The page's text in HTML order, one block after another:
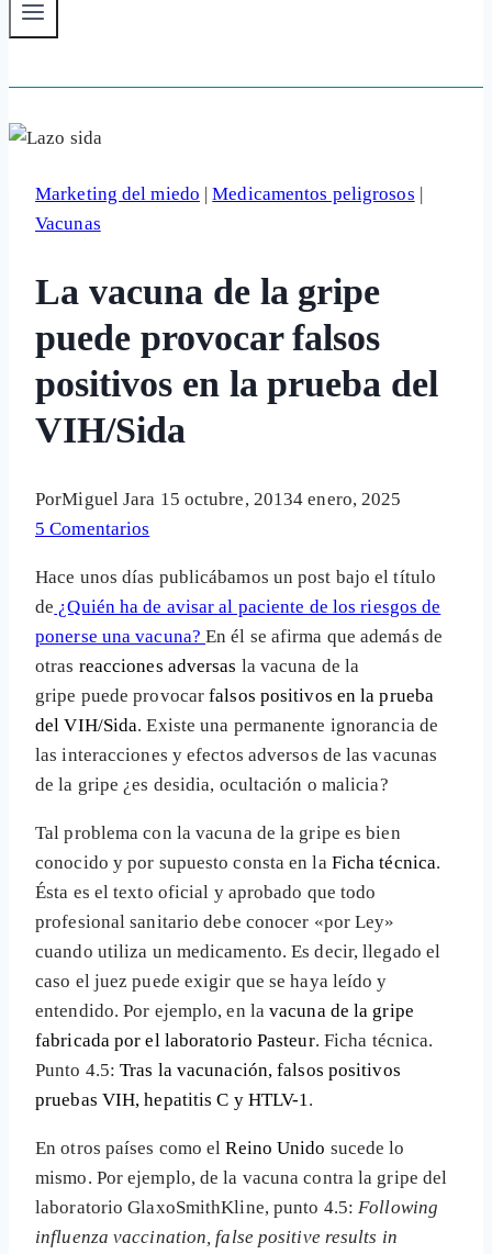
Marketing del miedo |Medicamentos peligrosos |
Vacunas
La vacuna de la gripe
puede provocar falsos
positivos en la prueba del
VIH/Sida
PorMiguel Jara 15 octubre, 20134 enero, 2025
5 Comentarios
Hace unos días publicábamos un post bajo el título
de ¿Quién ha de avisar al paciente de los riesgos de
ponerse una vacuna?En él se afirma que además de
otras reacciones adversas la vacuna de la
gripe puede provocar falsos positivos en la prueba
del VIH/Sida. Existe una permanente ignorancia de
las interacciones y efectos adversos de las vacunas
de la gripe ¿es desidia, ocultación o malicia?
Tal problema con la vacuna de la gripe es bien
conocido y por supuesto consta en la Ficha técnica.
Ésta es el texto oficial y aprobado que todo
profesional sanitario debe conocer «por Ley»
cuando utiliza un medicamento. Es decir, llegado el
caso el juez puede exigir que se haya leído y
entendido. Por ejemplo, en lavacuna de la gripe
fabricada por el laboratorio Pasteur. Ficha técnica.
Punto 4.5:Tras la vacunación, falsos positivos
pruebas VIH, hepatitis C y HTLV-1.
En otros países como elReino Unido sucede lo
mismo. Por ejemplo, de la vacuna contra la gripe del
laboratorio GlaxoSmithKline, punto 4.5:Following
influenza vaccination, false positive results in